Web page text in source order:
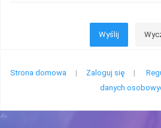
Wyślij
Strona domowa | Zaloguj się |
danych